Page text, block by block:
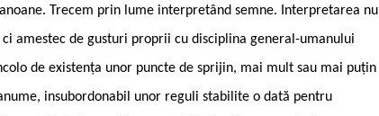
Trecem prin lume interpretând semne. Interpretarea nu
amestec de gusturi proprii cu disciplina general-umanului
de existența unor puncte de sprijin, mai mult sau mai puțin
insubordonabil unor reguli stabilite o dată pentru